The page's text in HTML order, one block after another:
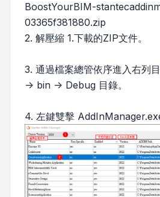
BoostYourBIM-
03365f381880.zip
2. 解壓縮 1.下載的ZIP文件。
3. 通過檔案總管依序進入右列
-> bin -> Debug 目錄。
4. 左鍵雙擊